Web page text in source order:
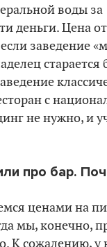
воды за
деньги. Цена
заведение
старается
с
не нужно, и
про бар.
ценами на
мы, конечно,
К сожалению, у